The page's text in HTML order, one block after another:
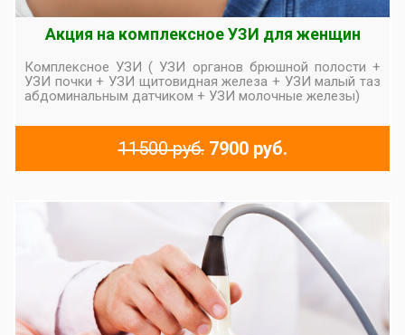
Акция на комплексное УЗИ для женщин
Комплексное УЗИ ( УЗИ органов брюшной полости +
УЗИ почки + УЗИ щитовидная железа + УЗИ малый таз
абдоминальным датчиком + УЗИ молочные железы)
11500 руб.7900 руб.